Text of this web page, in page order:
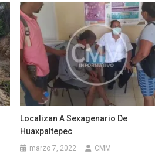
Localizan A Sexagenario De
Huaxpaltepec
marzo 7, 2022 CMM